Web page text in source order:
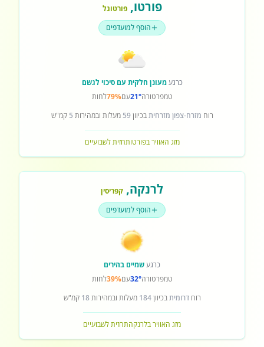
פורטו,פורטוגל
הוסף למועדפים
כרגעמעונן חלקית עם סיכוי לגשם
טמפרטורה21°עם79%לחות
רוח מזרח-צפון מזרחיתבכיוון59 מעלות ובמהירות 5 קמ"ש
מזג האוויר בפורטותחזית לשבועיים
לרנקה, קפריסין
הוסף למועדפים
כרגעשמיים בהירים
טמפרטורה32°עם39%לחות
רוחדרומיתבכיוון184 מעלות ובמהירות18 קמ"ש
מזג האוויר בלרנקהתחזית לשבועיים